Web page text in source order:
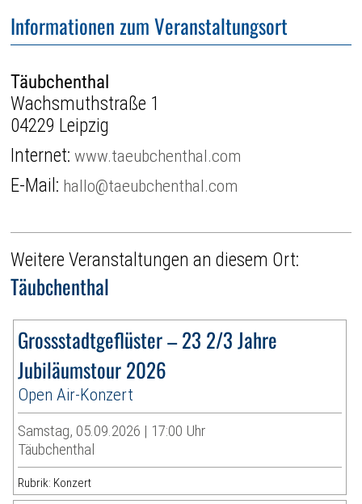
Informationen zum Veranstaltungsort
Täubchenthal
Wachsmuthstraße 1
04229 Leipzig
Internet:www.taeubchenthal.com
E-Mail: hallo@taeubchenthal.com
Weitere Veranstaltungen an diesem Ort:
Täubchenthal
Grossstadtgeflüster – 23 2/3 Jahre
Jubiläumstour 2026
Open Air-Konzert
Samstag, 05.09.2026 | 17:00 Uhr
Täubchenthal
Rubrik: Konzert